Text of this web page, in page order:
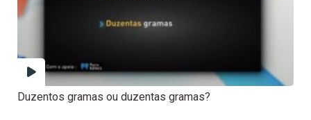
Duzentos gramas ou duzentas gramas?